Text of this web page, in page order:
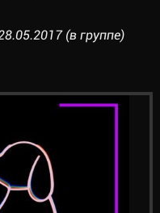
(в группе)